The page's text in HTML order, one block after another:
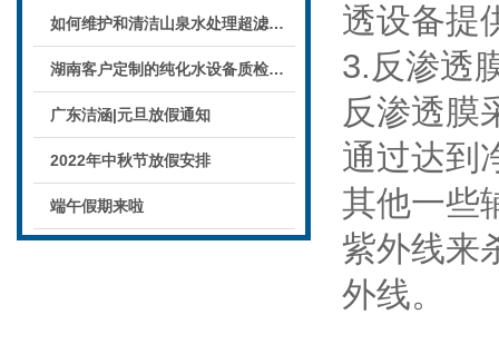
透设备提
3.反渗透
反渗透膜
通过达到
其他一些
紫外线来
外线。
如何维护和清洁山泉水处理超滤系统
湖南客户定制的纯化水设备质检后准备发货！
广东洁涵|元旦放假通知
2022年中秋节放假安排
端午假期来啦